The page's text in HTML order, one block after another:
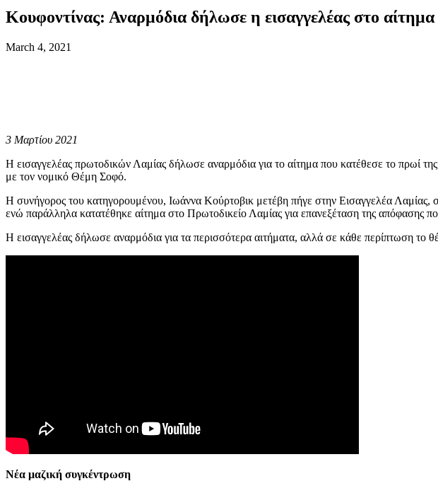
Κουφοντίνας: Αναρμόδια δήλωσε η εισαγγελέας στο
March 4, 2021
3 Μαρτίου 2021
Η εισαγγελέας πρωτοδικών Λαμίας δήλωσε αναρμόδια για το αίτημα που κατέθεσε το πρωί
με τον νομικό Θέμη Σοφό.
Η συνήγορος του κατηγορουμένου, Ιωάννα Κούρτοβικ μετέβη πήγε στην Εισαγγελέα Λαμίας,
ενώ παράλληλα κατατέθηκε αίτημα στο Πρωτοδικείο Λαμίας για επανεξέταση της απόφασης
Η εισαγγελέας δήλωσε αναρμόδια για τα περισσότερα αιτήματα, αλλά σε κάθε περίπτωση
Νέα μαζική συγκέντρωση